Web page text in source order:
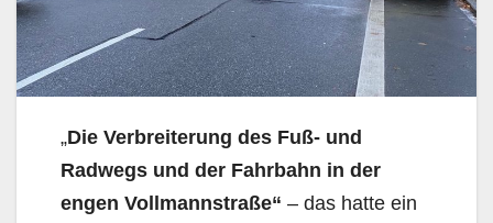
„Die Verbreiterung des Fuß- und
Radwegs und der Fahrbahn in der
engen Vollmannstraße“ – das hatte ein